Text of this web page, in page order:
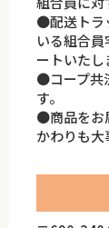
●配送トラ
いる組合
ートいたし
●コープ共
す。
●商品をお
かわりも大